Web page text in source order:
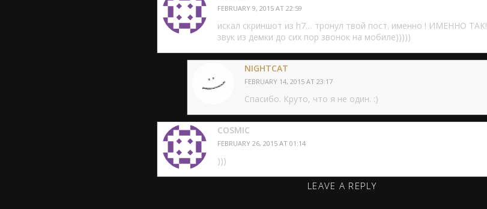
FEBRUARY 9, 2015 AT 22:59
искал скриншот из h7… тронул твой пост. именно ! ИМЕННО ТАК!
звук из демки до сих пор звонок на мобиле)))))
NIGHTCAT
FEBRUARY 14, 2015 AT 23:17
Спасибо. Круто, что я не один. :)
COSMIC
FEBRUARY 26, 2015 AT 01:14
)))
LEAVE A REPLY